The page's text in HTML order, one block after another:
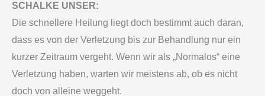
SCHALKE UNSER:
Die schnellere Heilung liegt doch bestimmt auch daran,
dass es von der Verletzung bis zur Behandlung nur ein
kurzer Zeitraum vergeht. Wenn wir als „Normalos“ eine
Verletzung haben, warten wir meistens ab, ob es nicht
doch von alleine weggeht.